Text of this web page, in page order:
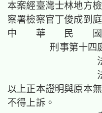
本案經臺灣士林地方
察署檢察官丁俊成到
中 華 民
刑事第十四庭
法 官
法 官
以上正本證明與原本無
不得上訴。